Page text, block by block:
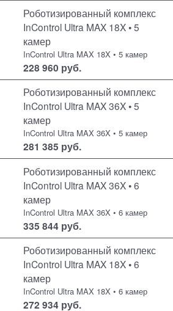
Роботизированный комплекс
InControl Ultra MAX 18X • 5
камер
InControl Ultra MAX 18X • 5 камер
228 960 руб.
Роботизированный комплекс
InControl Ultra MAX 36X • 5
камер
InControl Ultra MAX 36X • 5 камер
281 385 руб.
Роботизированный комплекс
InControl Ultra MAX 36X • 6
камер
InControl Ultra MAX 36X • 6 камер
335 844 руб.
Роботизированный комплекс
InControl Ultra MAX 18X • 6
камер
InControl Ultra MAX 18X • 6 камер
272 934 руб.